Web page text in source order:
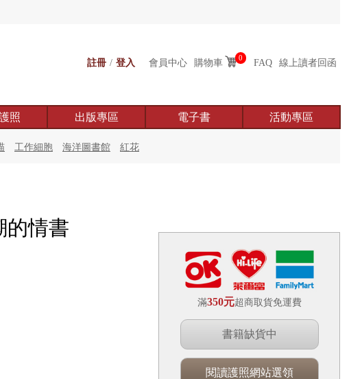
註冊 / 登入 會員中心 購物車 0 FAQ 線上讀者回函
照 出版專區 電子書 活動專區
工作細胞 海洋圖書館 紅花
的情書
滿350元超商取貨免運費
書籍缺貨中
閱讀護照網站選領